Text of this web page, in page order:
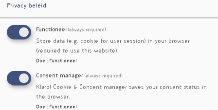
BMI vertelt niet het hele verhaal. In deze
podcastaflevering hoor je waarom vetverdeling
en spiermassa cruciaal zijn voor een goede
metabole gezondheid. Luister naar Fien
Privacy beleid.
Functioneel (always required)
Store data (e.g. cookie for user session) in your browser
(required to use this website).
Doel : Functioneel
Consent manager (always required)
Klaro! Cookie & Consent manager saves your consent status in
the browser.
Doel : Functioneel